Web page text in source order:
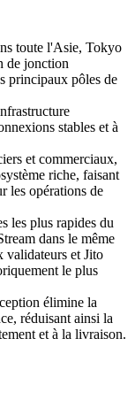
toute l'Asie, Tokyo
de jonction
principaux pôles de
stables et à
et commerciaux,
riche, faisant
les opérations de
les plus rapides du
dans le même
validateurs et Jito
le plus
élimine la
réduisant ainsi la
et à la livraison.